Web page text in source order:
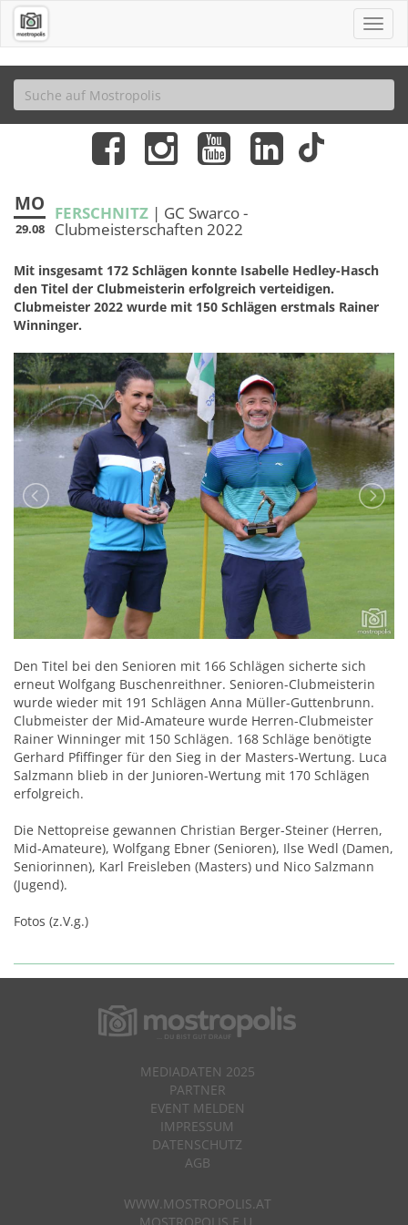
MO
29.08
FERSCHNITZ | GC Swarco -
Clubmeisterschaften 2022
Mit insgesamt 172 Schlägen konnte Isabelle Hedley-Hasch
den Titel der Clubmeisterin erfolgreich verteidigen.
Clubmeister 2022 wurde mit 150 Schlägen erstmals Rainer
Winninger.
Den Titel bei den Senioren mit 166 Schlägen sicherte sich
erneut Wolfgang Buschenreithner. Senioren-Clubmeisterin
wurde wieder mit 191 Schlägen Anna Müller-Guttenbrunn.
Clubmeister der Mid-Amateure wurde Herren-Clubmeister
Rainer Winninger mit 150 Schlägen. 168 Schläge benötigte
Gerhard Pfiffinger für den Sieg in der Masters-Wertung. Luca
Salzmann blieb in der Junioren-Wertung mit 170 Schlägen
erfolgreich.
Die Nettopreise gewannen Christian Berger-Steiner (Herren,
Mid-Amateure), Wolfgang Ebner (Senioren), Ilse Wedl (Damen,
Seniorinnen), Karl Freisleben (Masters) und Nico Salzmann
(Jugend).
Fotos (z.V.g.)
MEDIADATEN 2025
PARTNER
EVENT MELDEN
IMPRESSUM
DATENSCHUTZ
AGB
WWW.MOSTROPOLIS.AT